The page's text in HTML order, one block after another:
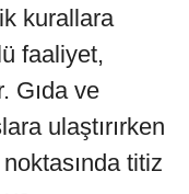
kurallara
faaliyet,
Gıda ve
ulaştırırken
titiz